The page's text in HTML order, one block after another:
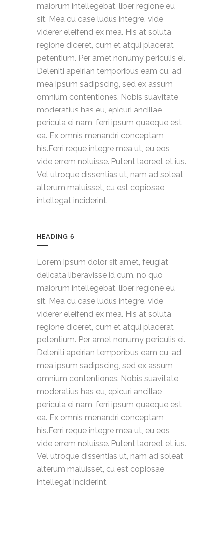
maiorum intellegebat, liber regione eu
sit. Mea cu case ludus integre, vide
viderer eleifend ex mea. His at soluta
regione diceret, cum et atqui placerat
petentium. Per amet nonumy periculis ei.
Deleniti apeirian temporibus eam cu, ad
mea ipsum sadipscing, sed ex assum
omnium contentiones. Nobis suavitate
moderatius has eu, epicuri ancillae
pericula ei nam, ferri ipsum quaeque est
ea. Ex omnis menandri conceptam
his.Ferri reque integre mea ut, eu eos
vide errem noluisse. Putent laoreet et ius.
Vel utroque dissentias ut, nam ad soleat
alterum maluisset, cu est copiosae
intellegat inciderint.
HEADING 6
Lorem ipsum dolor sit amet, feugiat
delicata liberavisse id cum, no quo
maiorum intellegebat, liber regione eu
sit. Mea cu case ludus integre, vide
viderer eleifend ex mea. His at soluta
regione diceret, cum et atqui placerat
petentium. Per amet nonumy periculis ei.
Deleniti apeirian temporibus eam cu, ad
mea ipsum sadipscing, sed ex assum
omnium contentiones. Nobis suavitate
moderatius has eu, epicuri ancillae
pericula ei nam, ferri ipsum quaeque est
ea. Ex omnis menandri conceptam
his.Ferri reque integre mea ut, eu eos
vide errem noluisse. Putent laoreet et ius.
Vel utroque dissentias ut, nam ad soleat
alterum maluisset, cu est copiosae
intellegat inciderint.